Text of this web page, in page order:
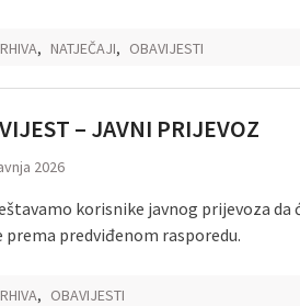
, NATJEČAJI, OBAVIJESTI
– JAVNI PRIJEVOZ
2026
korisnike javnog prijevoza da
prema predviđenom rasporedu.
, OBAVIJESTI